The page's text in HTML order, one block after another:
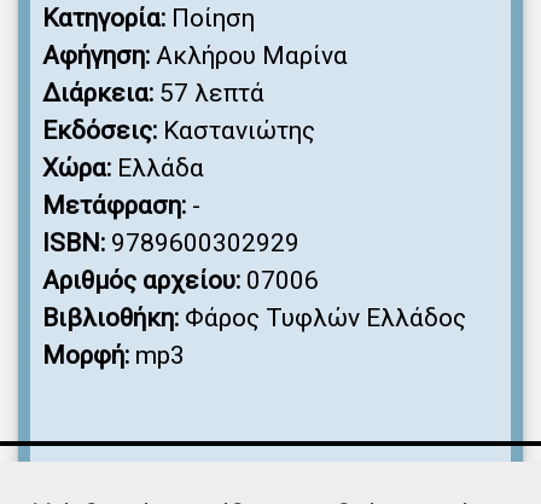
Κατηγορία: Ποίηση
Αφήγηση: Ακλήρου Μαρίνα
Διάρκεια: 57 λεπτά
Εκδόσεις: Καστανιώτης
Χώρα: Ελλάδα
Μετάφραση: -
ISBN: 9789600302929
Αριθμός αρχείου: 07006
Βιβλιοθήκη: Φάρος Τυφλών Ελλάδος
Μορφή: mp3